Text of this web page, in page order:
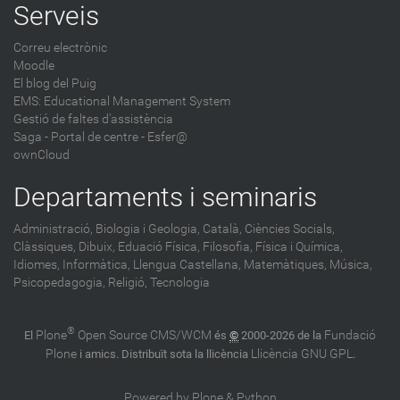
Serveis
Correu electrònic
Moodle
El blog del Puig
EMS: Educational Management System
Gestió de faltes d'assistència
Saga - Portal de centre - Esfer@
ownCloud
Departaments i seminaris
Administració, Biologia i Geologia, Català, Ciències Socials,
Clàssiques, Dibuix, Eduació Física, Filosofia, Física i Química,
Idiomes, Informàtica, Llengua Castellana, Matemàtiques, Música,
Psicopedagogia, Religió, Tecnologia
El Plone® Open Source CMS/WCM és © 2000-2026 de la Fundació
Plonei amics. Distribuït sota la llicència Llicència GNU GPL.